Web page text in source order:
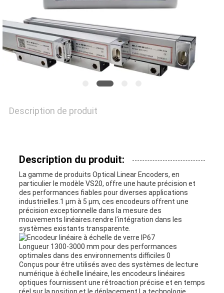
PRIVACY
POLICY
Description de produit
Description du produit:
La gamme de produits Optical Linear Encoders, en
particulier le modèle VS20, offre une haute précision et
des performances fiables pour diverses applications
industrielles.1 μm à 5 μm, ces encodeurs offrent une
précision exceptionnelle dans la mesure des
mouvements linéaires.rendre l'intégration dans les
systèmes existants transparente.
Conçus pour être utilisés avec des systèmes de lecture
numérique à échelle linéaire, les encodeurs linéaires
optiques fournissent une rétroaction précise et en temps